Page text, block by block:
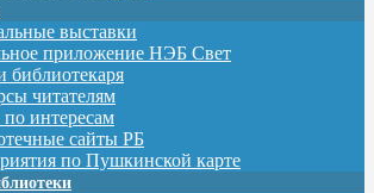
выставки
приложение НЭБ Свет
библиотекаря
читателям
интересам
сайты РБ
по Пушкинской карте